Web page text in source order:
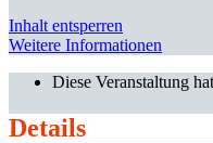
Inhalt entsperren
Weitere Informationen
Diese Veranstaltung
Details